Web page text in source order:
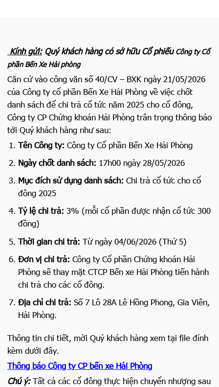
Kính gửi:Quý khách hàng có sở hữu Cổ phiếuCông ty Cổ
phần Bến Xe Hải phòng
Căn cứ vào công văn số 40/CV – BXK ngày 21/05/2026
của Công ty cổ phần Bến Xe Hải Phòng về việc chốt
danh sách để chi trả cổ tức năm 2025 cho cổ đông,
Công ty CP Chứng khoán Hải Phòng trân trọng thông báo
tới Quý khách hàng như sau:
Tên Công ty: Công ty Cổ phần Bến Xe Hải Phòng
Ngày chốt danh sách: 17h00 ngày 28/05/2026
Mục đích sử dụng danh sách: Chi trả cổ tức cho cổ
đông 2025
Tỷ lệ chi trả: 3% (mỗi cổ phần được nhận cổ tức 300
đồng)
Thời gian chi trả: Từ ngày 04/06/2026 (Thứ 5)
Đơn vị chi trả: Công ty Cổ phần Chứng khoán Hải
Phòng sẽ thay mặt CTCP Bến xe Hải Phòng tiến hành
chi trả cho các cổ đông.
Địa chỉ chi trả: Số 7 Lô 28A Lê Hồng Phong, Gia Viên,
Hải Phòng.
Thông tin chi tiết, mời Quý khách hàng xem tại file đính
kèm dưới đây.
Thông báo Công ty CP bến xe Hải Phòng
Chú ý:Tất cả các cổ đông thực hiện chuyển nhượng sau